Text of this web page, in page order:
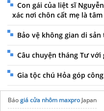
Con gái của liệt sĩ
xác nơi chôn cất mẹ là
Bảo vệ không gian di
Câu chuyện tháng Tư với
Gia tộc chú Hỏa góp
Báogiá cửa nhôm maxpro Japan